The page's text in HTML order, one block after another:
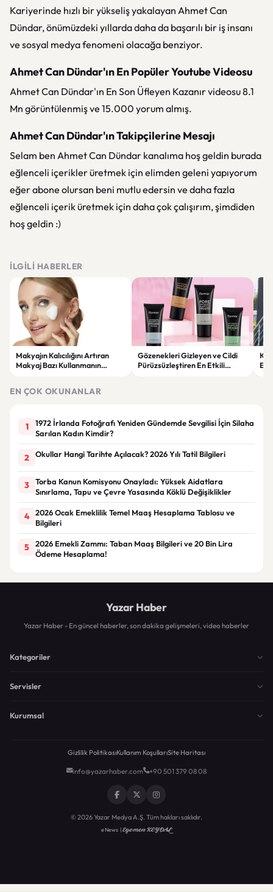
Kariyerinde hızlı bir yükseliş yakalayan Ahmet Can
Dündar, önümüzdeki yıllarda daha da başarılı bir iş insanı
ve sosyal medya fenomeni olacağa benziyor.
Ahmet Can Dündar'ın En Popüler Youtube Videosu
Ahmet Can Dündar'ın En Son Üfleyen Kazanır videosu 8.1
Mn görüntülenmiş ve 15.000 yorum almış.
Ahmet Can Dündar'ın Takipçilerine Mesajı
Selam ben Ahmet Can Dündar kanalıma hoş geldin burada
eğlenceli içerikler üretmek için elimden geleni yapıyorum
eğer abone olursan beni mutlu edersin ve daha fazla
eğlenceli içerik üretmek için daha çok çalışırım, şimdiden
hoş geldin :)
İLGILI HABERLER
Makyajın Kalıcılığını Artıran
Makyaj Bazı Kullanmanın
Gözenekleri Gizleyen ve Cildi
Pürüzsüzleştiren En Etkili
EN ÇOK OKUNANLAR
1
1972 İrlanda Fotoğrafı Yeniden Gündemde Sevgilisi İçin Silaha
Sarılan Kadın Kimdir?
2 Okullar Hangi Tarihte Açılacak? 2026 Yılı Tatil Bilgileri
3
Torba Kanun Komisyonu Onayladı: Yüksek Aidatlara
Sınırlama, Tapu ve Çevre Yasasında Köklü Değişiklikler
4
2026 Ocak Emeklilik Temel Maaş Hesaplama Tablosu ve
Bilgileri
5
2026 Emekli Zammı: Taban Maaş Bilgileri ve 20 Bin Lira
Ödeme Hesaplama!
Yazar Haber
Yazar Haber - En güncel haberler, son dakika gelişmeleri, video haberler
Kategoriler
Servisler
Kurumsal
Gizlilik PolitikasıKullanım KoşullarıSite Haritası
info@yazarhaber.com +90 501 379 08 08
© 2026 Yazar Medya A.Ş. Tüm hakları saklıdır.
eNews |Egemen KEYDAL